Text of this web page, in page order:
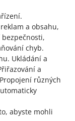
.
a obsahu,
chyb.
. Ukládání a
a
Propojení různých
abyste mohli
Kvalita mého
a o